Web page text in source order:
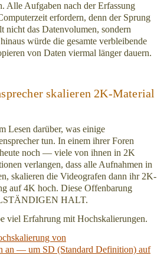
Alle Aufgaben nach der Erfassung
erfordern, denn der Sprung
das Datenvolumen, sondern
würde die gesamte verbleibende
von Daten viermal länger dauern.
skalieren 2K-Material
Lesen darüber, was einige
tun. In einem ihrer Foren
noch — viele von ihnen in 2K
verlangen, dass alle Aufnahmen in
skalieren die Videografen dann ihr 2K-
auf 4K hoch. Diese Offenbarung
HALT.
viel Erfahrung mit Hochskalierungen.
von
an — um SD (Standard Definition) auf